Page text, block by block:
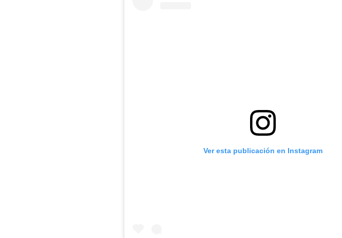
Ver esta publicación en Instagram